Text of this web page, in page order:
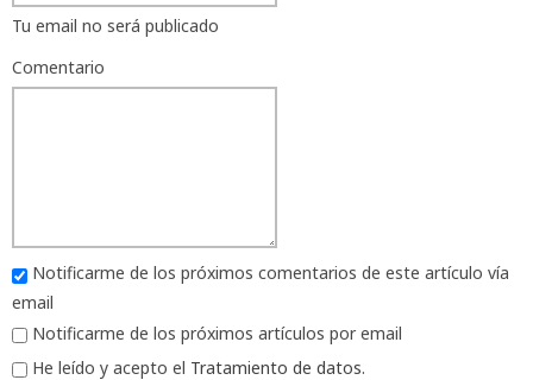
Tu email no será publicado
Comentario
Notificarme de los próximos comentarios de este artículo vía
email
Notificarme de los próximos artículos por email
He leído y acepto el Tratamiento de datos.